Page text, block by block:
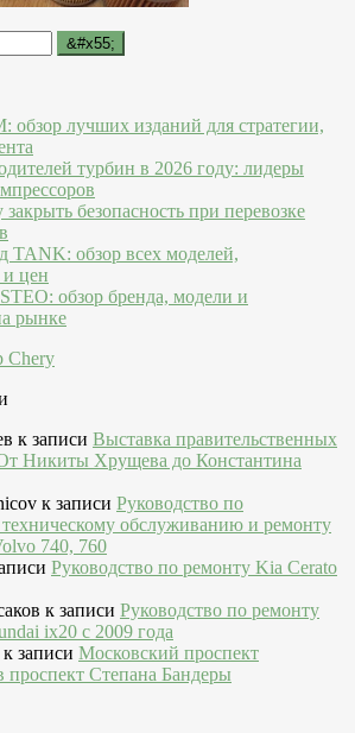
обзор лучших изданий для стратегии,
турбин в 2026 году: лидеры
безопасность при перевозке
TANK: обзор всех моделей,
и цен
обзор бренда, модели и
рынке
Chery
к записи Выставка правительственных
Никиты Хрущева до Константина
к записи Руководство по
техническому обслуживанию и ремонту
740, 760
Руководство по ремонту Kia Cerato
к записи Руководство по ремонту
ix20 c 2009 года
к записи Московский проспект
проспект Степана Бандеры